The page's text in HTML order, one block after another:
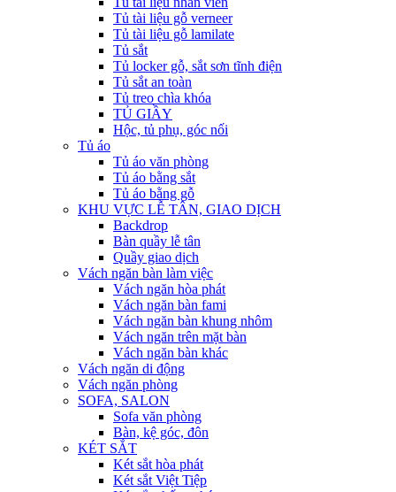
Tủ tài liệu gỗ verneer
Tủ tài liệu gỗ lamilate
Tủ sắt
Tủ locker gỗ, sắt sơn tĩnh điện
Tủ sắt an toàn
Tủ treo chìa khóa
TỦ GIẦY
Hộc, tủ phụ, góc nối
Tủ áo
Tủ áo văn phòng
Tủ áo bằng sắt
Tủ áo bằng gỗ
KHU VỰC LỄ TÂN, GIAO DỊCH
Backdrop
Bàn quầy lễ tân
Quầy giao dịch
Vách ngăn bàn làm việc
Vách ngăn hòa phát
Vách ngăn bàn fami
Vách ngăn bàn khung nhôm
Vách ngăn trên mặt bàn
Vách ngăn bàn khác
Vách ngăn di động
Vách ngăn phòng
SOFA, SALON
Sofa văn phòng
Bàn, kệ góc, đôn
KÉT SẮT
Két sắt hòa phát
Két sắt Việt Tiệp